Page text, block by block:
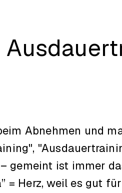
Abnehmen und
gemeint ist immer
= Herz, weil es gut